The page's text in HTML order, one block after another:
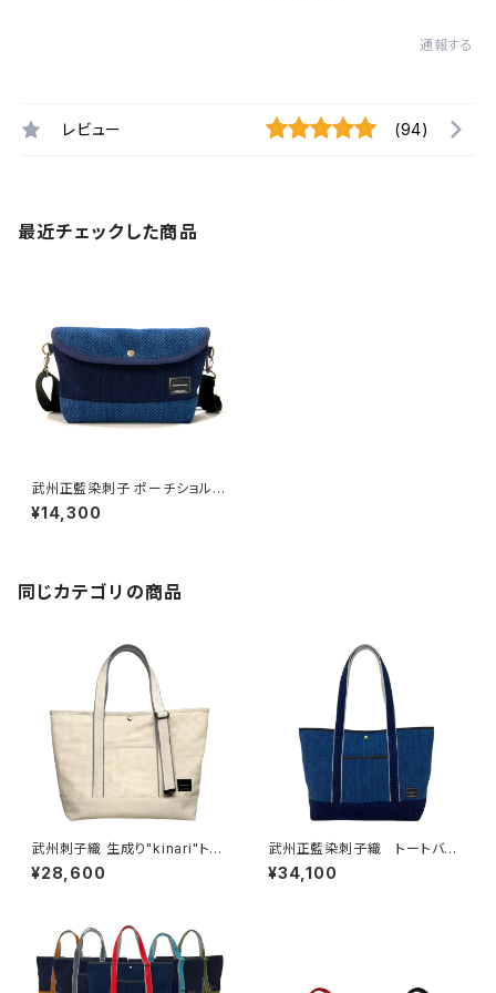
通報する
レビュー (94)
最近チェックした商品
武州正藍染刺子 ポーチショルダ
ーバッグ
¥14,300
同じカテゴリの商品
武州刺子織 生成り"kinari"トー
トバッグ
¥28,600
武州正藍染刺子織 トートバッ
グ
¥34,100